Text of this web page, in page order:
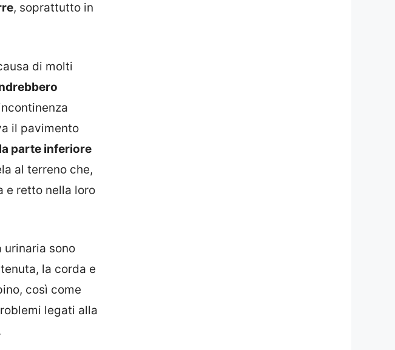
, soprattutto in
di molti
il pavimento
parte inferiore
al terreno che,
e retto nella loro
urinaria sono
la corda e
così come
legati alla